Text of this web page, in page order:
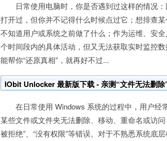
日常使用电脑时，你是否遇到过这样的情况：
打开过，但你并不记得什么时候点过它；想排查
不知道用户或系统之前做了什么；作为运维、安
个时间段内的具体活动，但又无法获取实时监控
能帮你“还原真相”，就再好不过...
IObit Unlocker 最新版下载 - 亲测“文件无法删
在日常使用 Windows 系统的过程中，用户经
某些文件或文件夹无法删除、移动、重命名或访问
被拒绝”、“没有权限”等错误。对于不熟悉系统底